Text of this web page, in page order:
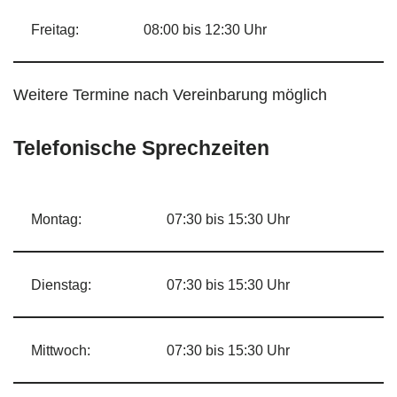
Freitag: 08:00 bis 12:30 Uhr
Weitere Termine nach Vereinbarung möglich
Telefonische Sprechzeiten
Montag: 07:30 bis 15:30 Uhr
Dienstag: 07:30 bis 15:30 Uhr
Mittwoch: 07:30 bis 15:30 Uhr